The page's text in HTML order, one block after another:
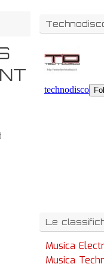
Le
Musica
Musica